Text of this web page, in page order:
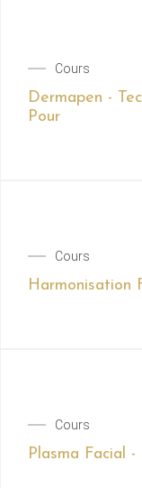
Cours
Dermapen -
Pour
Cours
Harmonisation
Cours
Plasma Facial